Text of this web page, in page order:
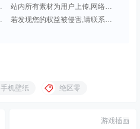
可免费下载超清原图;
站内所有素材为用户上传,网络分享或原创,请勿用于商业用途;
若发现您的权益被侵害,请联系QQ1815919191,我们尽快处理.
手机壁纸 绝区零
游戏插画